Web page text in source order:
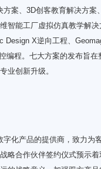
案、3D创客教育解决方
智能工厂虚拟仿真教学解
Design X逆向工程、
编程。七大方案的发布旨
业创新升级。
产品的提供商，致力为
略合作伙伴签约仪式预示